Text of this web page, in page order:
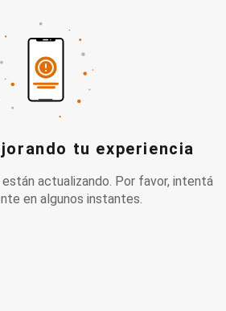
tu experiencia
actualizando. Por favor, intentá
en algunos instantes.